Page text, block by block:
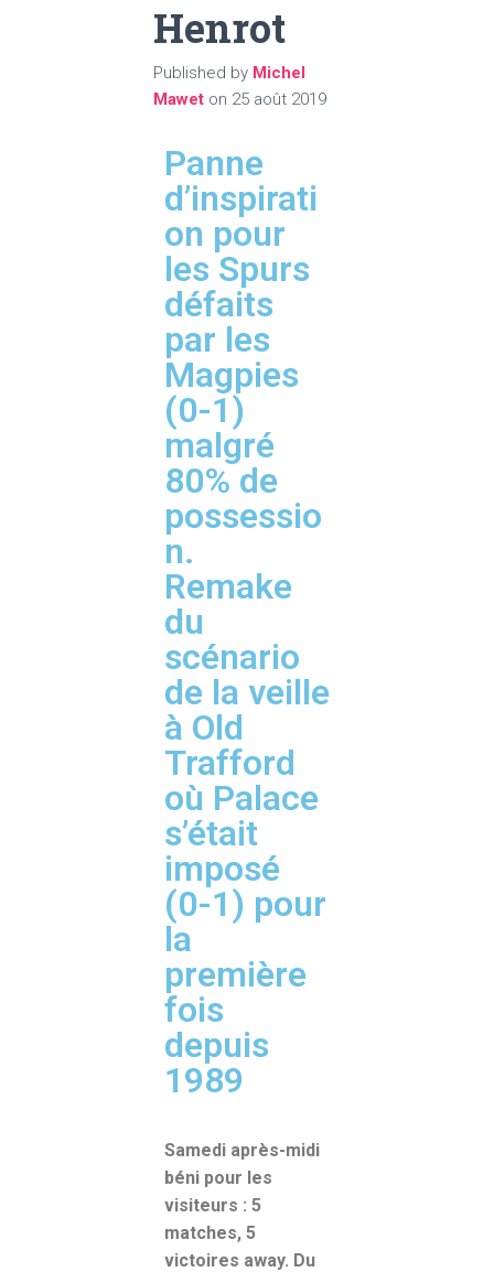
Henrot
Published by Michel
Mawet on 25 août 2019
Panne
d’inspirati
on pour
les Spurs
défaits
par les
Magpies
(0-1)
malgré
80% de
possessio
n.
Remake
du
scénario
de la veille
à Old
Trafford
où Palace
s’était
imposé
(0-1) pour
la
première
fois
depuis
1989
Samedi après-midi
béni pour les
visiteurs : 5
matches, 5
victoires away. Du